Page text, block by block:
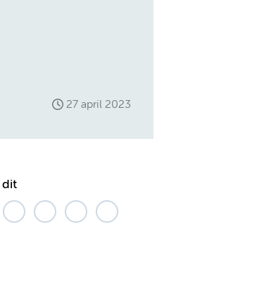
27 april 2023
dit